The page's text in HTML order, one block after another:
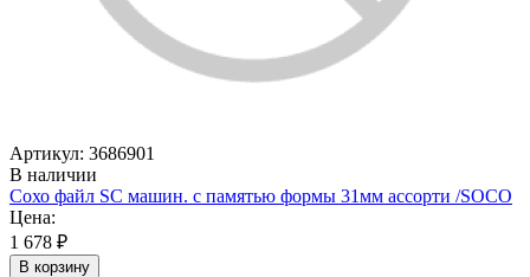
Артикул: 3686901
В наличии
Сохо файл SC машин. с памятью формы 31мм ассорти /SOСO
Цена:
1 678 ₽
В корзину